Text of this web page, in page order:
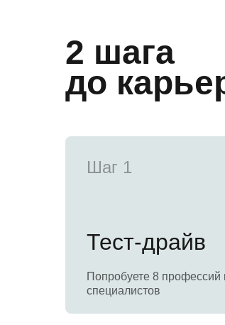
2 шага
до карь
Шаг 1
Попробуете 8 профессий
специалистов
Тест-драйв